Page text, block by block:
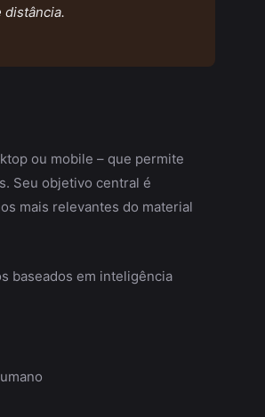
distância.
ou mobile – que permite
Seu objetivo central é
mais relevantes do material
baseados em inteligência